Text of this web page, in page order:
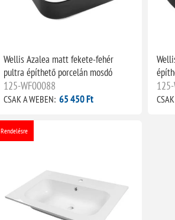
Wellis Azalea matt fekete-fehér
pultra építhető porcelán mosdó
125-WF00088
CSAK A WEBEN: 65 450 Ft
Rendelésre